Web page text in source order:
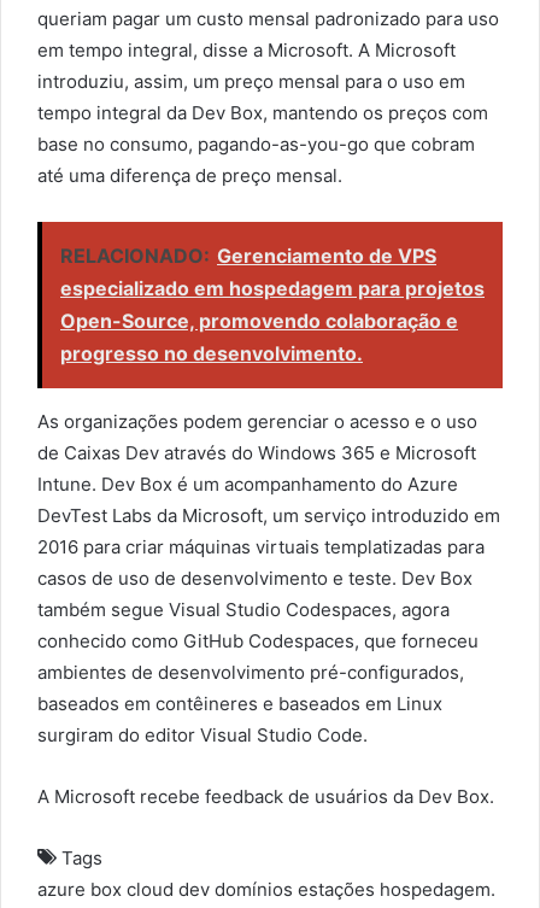
queriam pagar um custo mensal padronizado para uso
em tempo integral, disse a Microsoft. A Microsoft
introduziu, assim, um preço mensal para o uso em
tempo integral da Dev Box, mantendo os preços com
base no consumo, pagando-as-you-go que cobram
até uma diferença de preço mensal.
RELACIONADO: Gerenciamento de VPS
especializado em hospedagem para projetos
Open-Source, promovendo colaboração e
progresso no desenvolvimento.
As organizações podem gerenciar o acesso e o uso
de Caixas Dev através do Windows 365 e Microsoft
Intune. Dev Box é um acompanhamento do Azure
DevTest Labs da Microsoft, um serviço introduzido em
2016 para criar máquinas virtuais templatizadas para
casos de uso de desenvolvimento e teste. Dev Box
também segue Visual Studio Codespaces, agora
conhecido como GitHub Codespaces, que forneceu
ambientes de desenvolvimento pré-configurados,
baseados em contêineres e baseados em Linux
surgiram do editor Visual Studio Code.
A Microsoft recebe feedback de usuários da Dev Box.
Tags
azure box cloud dev domínios estações hospedagem.